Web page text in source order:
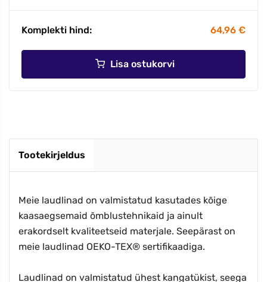
Komplekti hind: 64,96 €
Lisa ostukorvi
Tootekirjeldus
Meie laudlinad on valmistatud kasutades kõige
kaasaegsemaid õmblustehnikaid ja ainult
erakordselt kvaliteetseid materjale. Seepärast on
meie laudlinad OEKO-TEX® sertifikaadiga.
Laudlinad on valmistatud ühest kangatükist, seega